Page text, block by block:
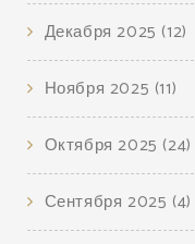
Декабря 2025 (12)
Ноября 2025 (11)
Октября 2025 (24)
Сентября 2025 (4)